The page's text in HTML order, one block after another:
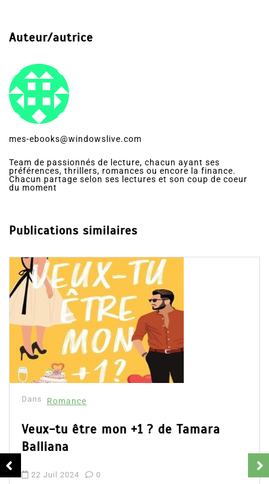
Auteur/autrice
mes-ebooks@windowslive.com
Team de passionnés de lecture, chacun ayant ses
préférences, thrillers, romances ou encore la finance.
Chacun partage selon ses lectures et son coup de coeur
du moment
Publications similaires
Dans Romance